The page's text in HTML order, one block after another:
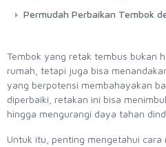
Permudah Perbaikan Tembok
Tembok yang retak tembus bukan
rumah, tetapi juga bisa
yang berpotensi membahayakan
diperbaiki, retakan ini bisa
hingga mengurangi daya tahan
Untuk itu, penting mengetahui